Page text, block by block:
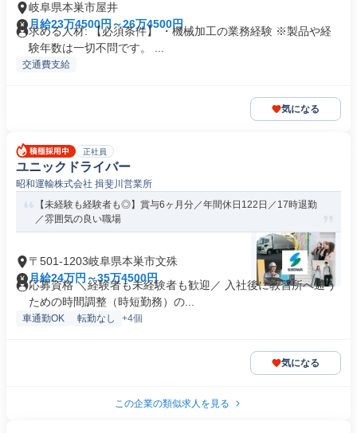
岐阜県本巣市屋井
月給23万4500円～26万4500円
求める人材: 【必須条件】 ・機械加工の業務経験 ※製品や経
験年数は一切不問です。 ...
交通費支給
気になる
正社員
ユニックドライバー
昭和運輸株式会社 揖斐川営業所
【未経験も経験者も◎】賞与6ヶ月分／年間休日122日／17時退勤
／雰囲気の良い職場
〒501-1203岐阜県本巣市文殊
月給24万円～35万4500円
応募資格 ＼経験者も未経験者も歓迎／ 入社後に教習所へ通う
ための時間調整（時短勤務）の...
車通勤OK 転勤なし +4個
気になる
この企業の類似求人を見る